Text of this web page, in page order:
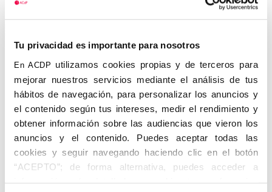
Tu privacidad es importante para nosotros
En ACDP utilizamos cookies propias y de terceros para
mejorar nuestros servicios mediante el análisis de tus
hábitos de navegación, para personalizar los anuncios y
el contenido según tus intereses, medir el rendimiento y
obtener información sobre las audiencias que vieron los
anuncios y el contenido. Puedes aceptar todas las
cookies y seguir navegando haciendo clic en el botón
“ACEPTO”; de forma alternativa, puedes acceder a
información más detallada y cambiar tus preferencias
Contreras
Martínez,
Gonzalo
Autor
Centro de
adscripción
Fecha de
nacimiento
29/07/1917
Lugar de
Fecha de
defunción
Lugar de
defunción